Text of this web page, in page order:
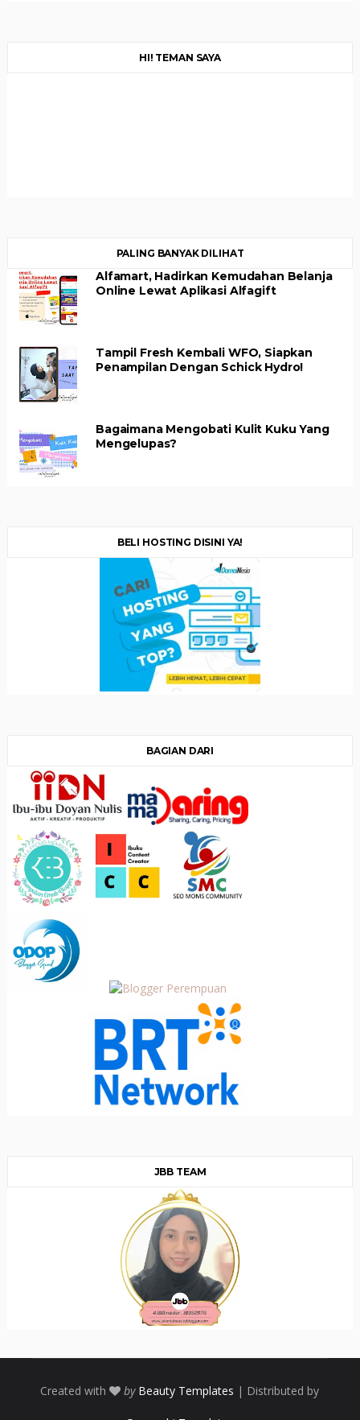
HI! TEMAN SAYA
PALING BANYAK DILIHAT
Alfamart, Hadirkan Kemudahan Belanja
Online Lewat Aplikasi Alfagift
Tampil Fresh Kembali WFO, Siapkan
Penampilan Dengan Schick Hydro!
Bagaimana Mengobati Kulit Kuku Yang
Mengelupas?
BELI HOSTING DISINI YA!
BAGIAN DARI
JBB TEAM
Created with by Beauty Templates | Distributed by